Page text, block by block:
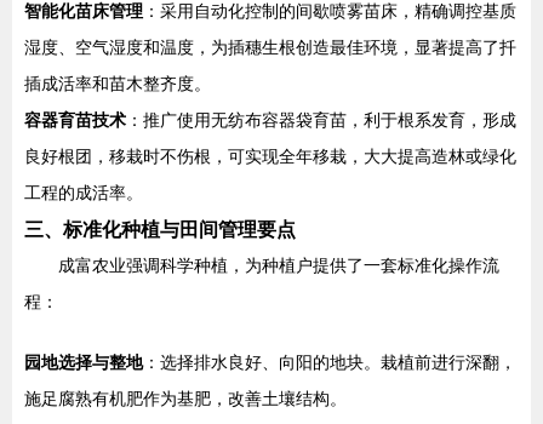
智能化苗床管理 ：采用自动化控制的间歇喷雾苗床，精确调控基质
湿度、空气湿度和温度，为插穗生根创造最佳环境，显著提高了扦
插成活率和苗木整齐度。
容器育苗技术 ：推广使用无纺布容器袋育苗，利于根系发育，形成
良好根团，移栽时不伤根，可实现全年移栽，大大提高造林或绿化
工程的成活率。
三、标准化种植与田间管理要点
成富农业强调科学种植，为种植户提供了一套标准化操作流
程：
园地选择与整地：选择排水良好、向阳的地块。栽植前进行深翻，
施足腐熟有机肥作为基肥，改善土壤结构。